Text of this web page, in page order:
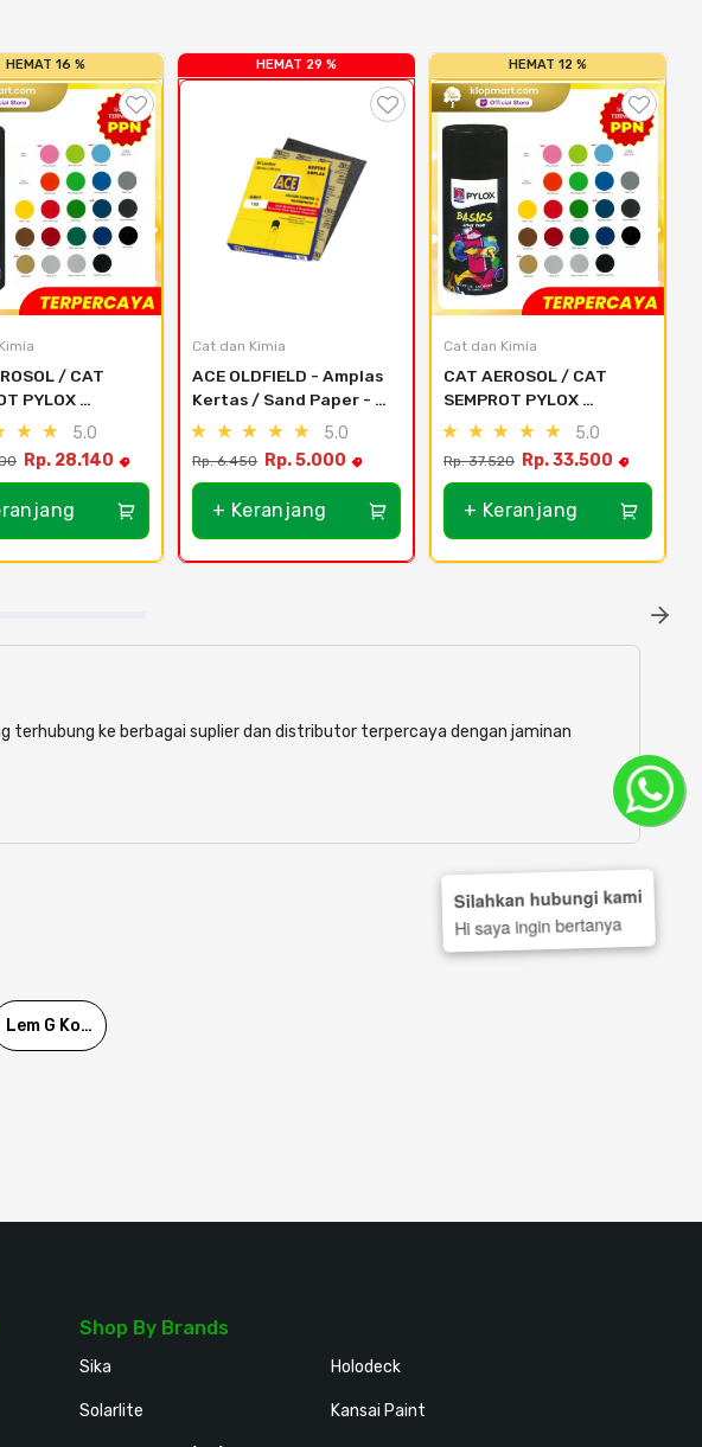
HEMAT 16 %
/ CAT
PYLOX
PAINT - SEMUA
5.0
Rp. 28.140
HEMAT 29 %
Cat dan Kimia
ACE OLDFIELD - Amplas
Kertas / Sand Paper -
Per Lembar Grit 120 &
5.0
Rp. 6.450 Rp. 5.000
+ Keranjang
HEMAT 12 %
Cat dan Kimia
CAT AEROSOL / CAT
SEMPROT PYLOX
NIPPON PAINT - SEMUA
Gold
5.0
Rp. 37.520 Rp. 33.500
+ Keranjang
ke berbagai suplier dan distributor terpercaya dengan jaminan
Lem G Korea
Shop By Brands
Sika
Solarlite
Holodeck
Kansai Paint
Silahkan hubungi kami
Hi saya ingin bertanya